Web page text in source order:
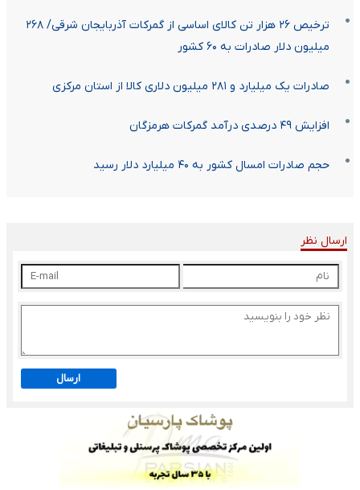
ترخیص ۲۶ هزار تن کالای اساسی از گمرکات آذربایجان شرقی/ ۲۶۸
میلیون دلار صادرات به ۶۰ کشور
صادرات یک میلیارد و ۲۸۱ میلیون دلاری کالا از استان مرکزی
افزایش ۴۹ درصدی درآمد گمرکات هرمزگان
حجم صادرات امسال کشور به ۴۰ میلیارد دلار رسید
ارسال نظر
ارسال